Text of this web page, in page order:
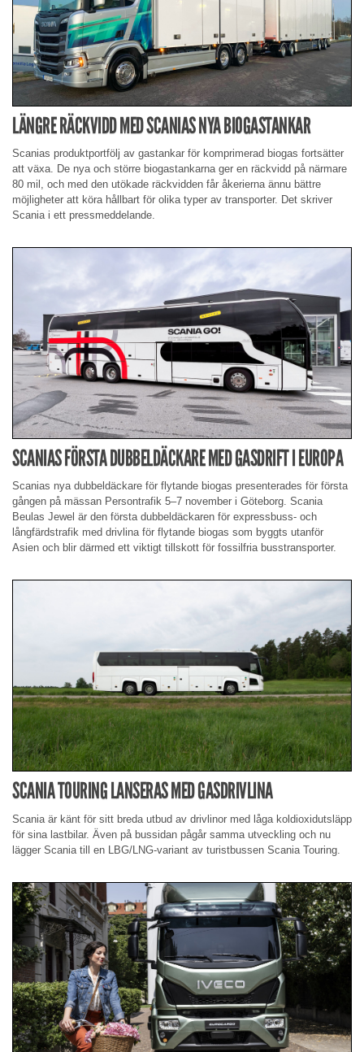
LÄNGRE RÄCKVIDD MED SCANIAS NYA BIOGASTANKAR
Scanias produktportfölj av gastankar för komprimerad biogas fortsätter
att växa. De nya och större biogastankarna ger en räckvidd på närmare
80 mil, och med den utökade räckvidden får åkerierna ännu bättre
möjligheter att köra hållbart för olika typer av transporter. Det skriver
Scania i ett pressmeddelande.
SCANIAS FÖRSTA DUBBELDÄCKARE MED GASDRIFT I EUROPA
Scanias nya dubbeldäckare för flytande biogas presenterades för första
gången på mässan Persontrafik 5–7 november i Göteborg. Scania
Beulas Jewel är den första dubbeldäckaren för expressbuss- och
långfärdstrafik med drivlina för flytande biogas som byggts utanför
Asien och blir därmed ett viktigt tillskott för fossilfria busstransporter.
SCANIA TOURING LANSERAS MED GASDRIVLINA
Scania är känt för sitt breda utbud av drivlinor med låga koldioxidutsläpp
för sina lastbilar. Även på bussidan pågår samma utveckling och nu
lägger Scania till en LBG/LNG-variant av turistbussen Scania Touring.